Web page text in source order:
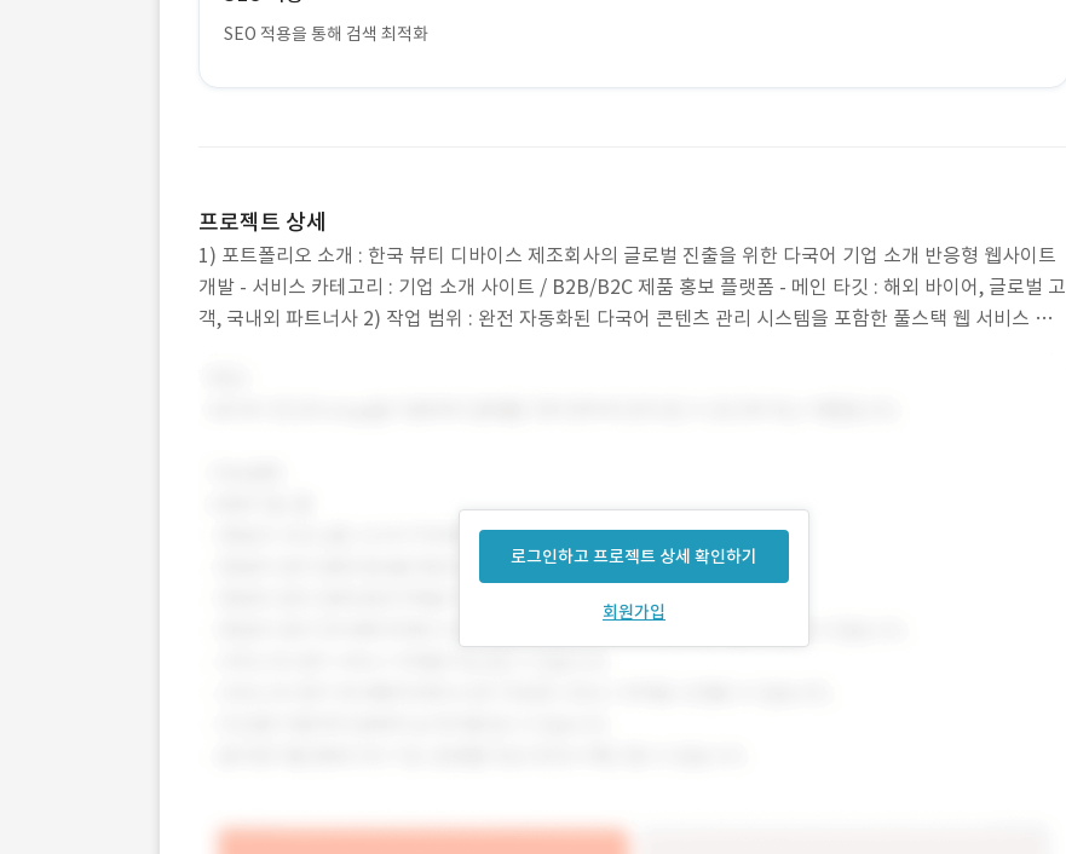
SEO 적용을 통해 검색 최적화
프로젝트 상세
1) 포트폴리오 소개 : 한국 뷰티 디바이스 제조회사의 글로벌 진출을 위한 다국어 기업 소개 반응형 웹사이트
개발 - 서비스 카테고리 : 기업 소개 사이트 / B2B/B2C 제품 홍보 플랫폼 - 메인 타깃 : 해외 바이어, 글로벌 고
객, 국내외 파트너사 2) 작업 범위 : 완전 자동화된 다국어 콘텐츠 관리 시스템을 포함한 풀스택 웹 서비스 개
로그인하고 프로젝트 상세 확인하기
회원가입